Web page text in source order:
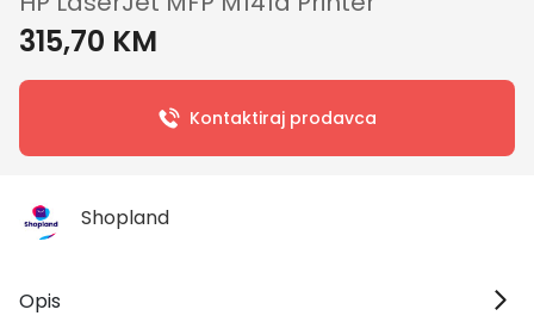
315,70 KM
Kontaktiraj prodavca
Shopland
Opis